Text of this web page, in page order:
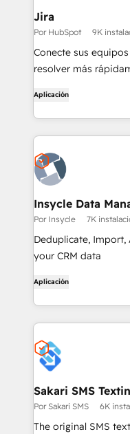
Jira
Por HubSpot 9K
Conecte sus
resolver más
Aplicación
Insycle Data
Por Insycle 7K
Deduplicate, Import,
your CRM data
Aplicación
Sakari SMS
Por Sakari SMS 6K
The original SMS